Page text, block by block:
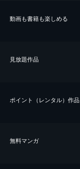
動画も書籍も楽しめる
⾒放題作品
ポイント（レンタル）作品
無料マンガ